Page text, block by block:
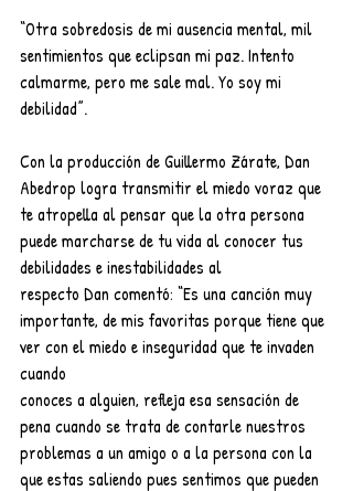
“Otra sobredosis de mi ausencia mental, mil
sentimientos que eclipsan mi paz. Intento
calmarme, pero me sale mal. Yo soy mi
debilidad”.
Con la producción de Guillermo Zárate, Dan
Abedrop logra transmitir el miedo voraz que
te atropella al pensar que la otra persona
puede marcharse de tu vida al conocer tus
debilidades e inestabilidades al
respecto Dan comentó: “Es una canción muy
importante, de mis favoritas porque tiene que
ver con el miedo e inseguridad que te invaden
cuando
conoces a alguien, refleja esa sensación de
pena cuando se trata de contarle nuestros
problemas a un amigo o a la persona con la
que estas saliendo pues sentimos que pueden